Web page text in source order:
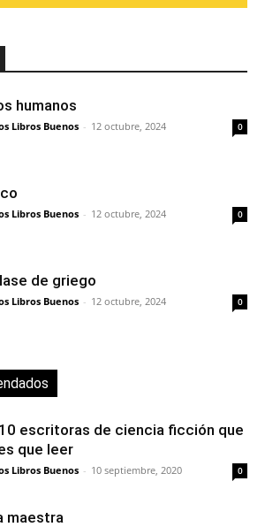
humanos
Libros Buenos - 12 octubre, 2024 0
Libros Buenos - 12 octubre, 2024 0
de griego
Libros Buenos - 12 octubre, 2024 0
escritoras de ciencia ficción que
que leer
Libros Buenos - 10 septiembre, 2020 0
maestra